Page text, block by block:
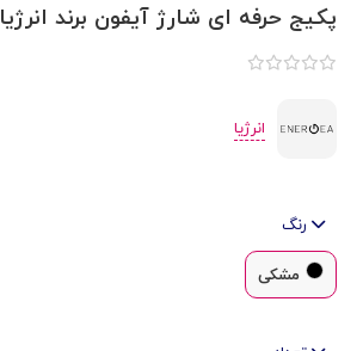
پکیج حرفه ای شارژ آیفون برند انرژیا
انرژیا
رنگ
مشکی